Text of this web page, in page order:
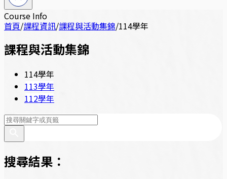
Course Info
首頁/課程資訊/課程與活動集錦/114學年
課程與活動集錦
114學年
113學年
112學年
搜尋結果：